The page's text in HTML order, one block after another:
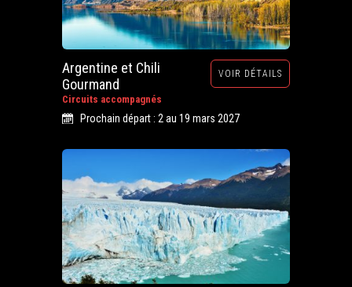
Argentine et Chili
Gourmand
Circuits accompagnés
VOIR DÉTAILS
Prochain départ : 2 au 19 mars 2027